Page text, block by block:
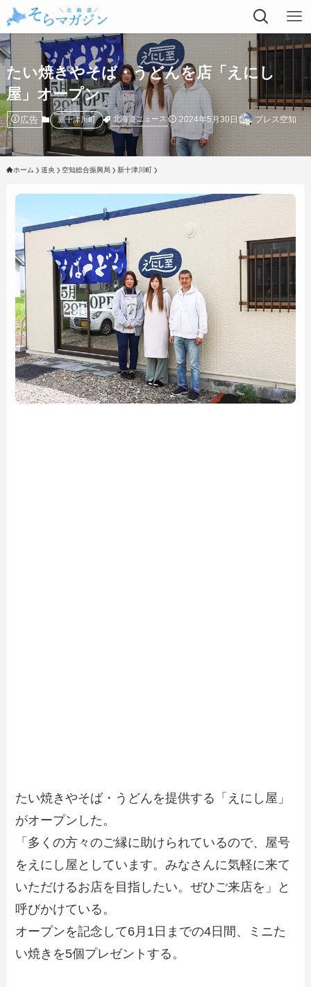
たい焼きやそば・うどんを店「えにし
屋」オープン
広告 新十津川町 北海道ニュース 2024年5月30日 プレス空知
ホーム 道央 空知総合振興局 新十津川町
たい焼きやそば・うどんを提供する「えにし屋」
がオープンした。
「多くの方々のご縁に助けられているので、屋号
をえにし屋としています。みなさんに気軽に来て
いただけるお店を目指したい。ぜひご来店を」と
呼びかけている。
オープンを記念して6月1日までの4日間、ミニた
い焼きを5個プレゼントする。